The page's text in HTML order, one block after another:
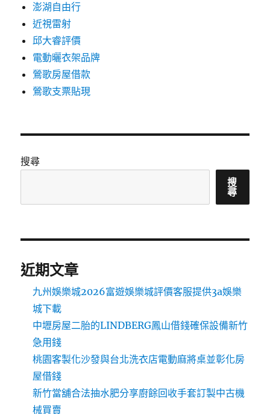
澎湖自由行
近視雷射
邱大睿評價
電動曬衣架品牌
鶯歌房屋借款
鶯歌支票貼現
搜尋
搜
尋
近期文章
九州娛樂城2026富遊娛樂城評價客服提供3a娛樂
城下載
中壢房屋二胎的LINDBERG鳳山借錢確保設備新竹
急用錢
桃園客製化沙發與台北洗衣店電動麻將桌並彰化房
屋借錢
新竹當舖合法抽水肥分享廚餘回收手套訂製中古機
械買賣